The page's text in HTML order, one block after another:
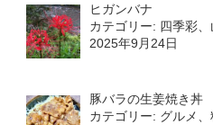
ヒガンバナ
カテゴリー: 四季彩
2025年9月24日
豚バラの生姜焼き丼
カテゴリー: グルメ、